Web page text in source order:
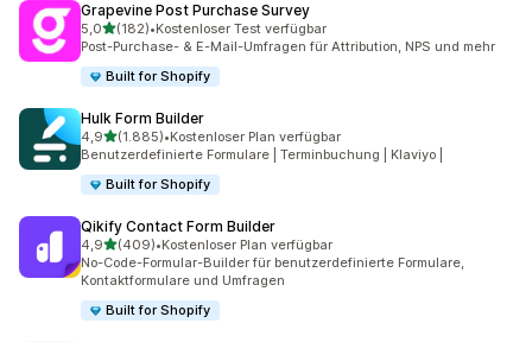
Grapevine Post Purchase Survey
5,0von 5 Sternen
(182)
182 Rezensionen insgesamt
•Kostenloser Test verfügbar
Post-Purchase- & E-Mail-Umfragen für Attribution, NPS und mehr
Built for Shopify
Hulk Form Builder
4,9von 5 Sternen
(1.885)
1885 Rezensionen insgesamt
•Kostenloser Plan verfügbar
Benutzerdefinierte Formulare | Terminbuchung | Klaviyo |
Built for Shopify
Qikify Contact Form Builder
4,9von 5 Sternen
(409)
409 Rezensionen insgesamt
•Kostenloser Plan verfügbar
No-Code-Formular-Builder für benutzerdefinierte Formulare,
Kontaktformulare und Umfragen
Built for Shopify